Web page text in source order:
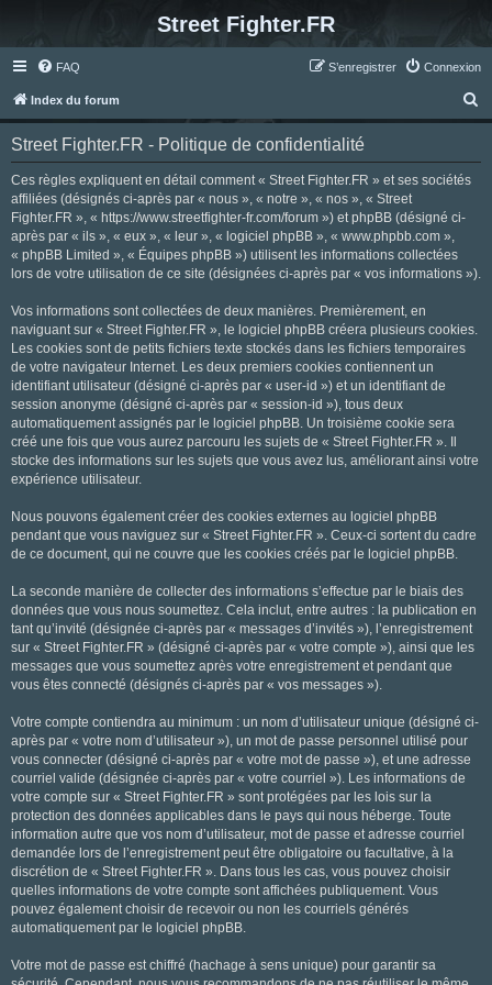
Street Fighter.FR
FAQ Connexion
S’enregistrer
Index du forum
e
Street Fighter.FR - Politique de confidentialité
Ces règles expliquent en détail comment « Street Fighter.FR » et ses sociétés
affiliées (désignés ci-après par « nous », « notre », « nos », « Street
Fighter.FR », « https://www.streetfighter-fr.com/forum ») et phpBB (désigné ci-
après par « ils », « eux », « leur », « logiciel phpBB », « www.phpbb.com »,
« phpBB Limited », « Équipes phpBB ») utilisent les informations collectées
lors de votre utilisation de ce site (désignées ci-après par « vos informations »).
Vos informations sont collectées de deux manières. Premièrement, en
naviguant sur « Street Fighter.FR », le logiciel phpBB créera plusieurs cookies.
Les cookies sont de petits fichiers texte stockés dans les fichiers temporaires
de votre navigateur Internet. Les deux premiers cookies contiennent un
identifiant utilisateur (désigné ci-après par « user-id ») et un identifiant de
session anonyme (désigné ci-après par « session-id »), tous deux
automatiquement assignés par le logiciel phpBB. Un troisième cookie sera
créé une fois que vous aurez parcouru les sujets de « Street Fighter.FR ». Il
stocke des informations sur les sujets que vous avez lus, améliorant ainsi votre
expérience utilisateur.
Nous pouvons également créer des cookies externes au logiciel phpBB
pendant que vous naviguez sur « Street Fighter.FR ». Ceux-ci sortent du cadre
de ce document, qui ne couvre que les cookies créés par le logiciel phpBB.
La seconde manière de collecter des informations s’effectue par le biais des
données que vous nous soumettez. Cela inclut, entre autres : la publication en
tant qu’invité (désignée ci-après par « messages d’invités »), l’enregistrement
sur « Street Fighter.FR » (désigné ci-après par « votre compte »), ainsi que les
messages que vous soumettez après votre enregistrement et pendant que
vous êtes connecté (désignés ci-après par « vos messages »).
Votre compte contiendra au minimum : un nom d’utilisateur unique (désigné ci-
après par « votre nom d’utilisateur »), un mot de passe personnel utilisé pour
vous connecter (désigné ci-après par « votre mot de passe »), et une adresse
courriel valide (désignée ci-après par « votre courriel »). Les informations de
votre compte sur « Street Fighter.FR » sont protégées par les lois sur la
protection des données applicables dans le pays qui nous héberge. Toute
information autre que vos nom d’utilisateur, mot de passe et adresse courriel
demandée lors de l’enregistrement peut être obligatoire ou facultative, à la
discrétion de « Street Fighter.FR ». Dans tous les cas, vous pouvez choisir
quelles informations de votre compte sont affichées publiquement. Vous
pouvez également choisir de recevoir ou non les courriels générés
automatiquement par le logiciel phpBB.
Votre mot de passe est chiffré (hachage à sens unique) pour garantir sa